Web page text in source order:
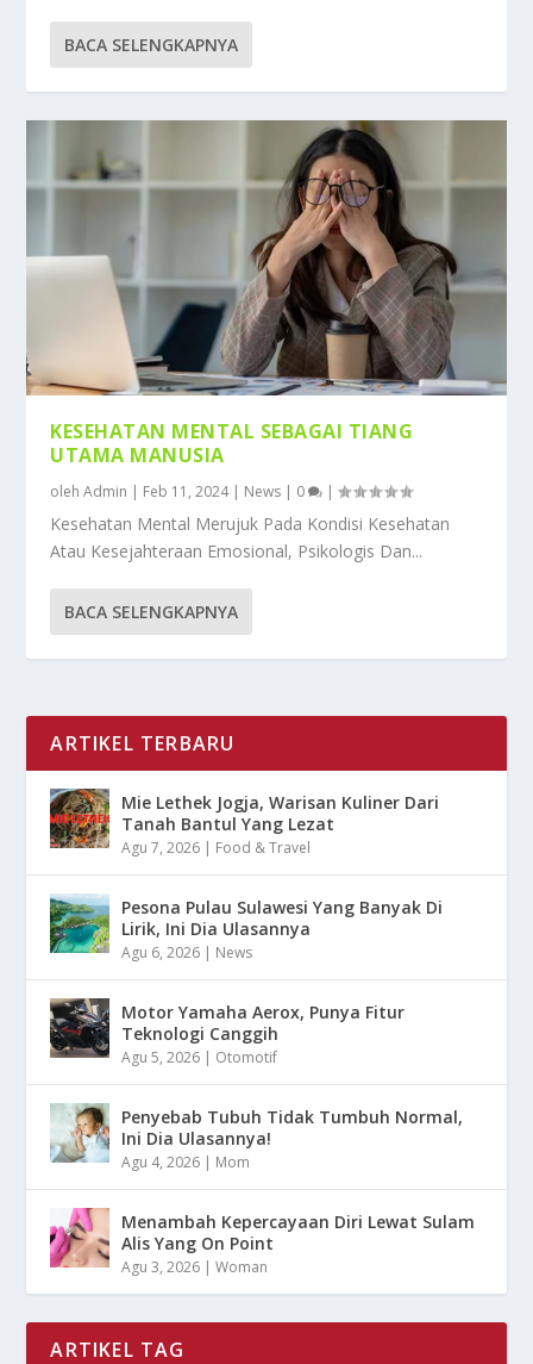
BACA SELENGKAPNYA
KESEHATAN MENTAL SEBAGAI TIANG
UTAMA MANUSIA
olehAdmin | Feb 11, 2024| News | 0 |
Kesehatan Mental Merujuk Pada Kondisi Kesehatan
Atau Kesejahteraan Emosional, Psikologis Dan...
BACA SELENGKAPNYA
ARTIKEL TERBARU
Mie Lethek Jogja, Warisan Kuliner Dari
Tanah Bantul Yang Lezat
Agu 7, 2026 | Food & Travel
Pesona Pulau Sulawesi Yang Banyak Di
Lirik, Ini Dia Ulasannya
Agu 6, 2026 | News
Motor Yamaha Aerox, Punya Fitur
Teknologi Canggih
Agu 5, 2026 | Otomotif
Penyebab Tubuh Tidak Tumbuh Normal,
Ini Dia Ulasannya!
Agu 4, 2026 | Mom
Menambah Kepercayaan Diri Lewat Sulam
Alis Yang On Point
Agu 3, 2026 |Woman
ARTIKEL TAG